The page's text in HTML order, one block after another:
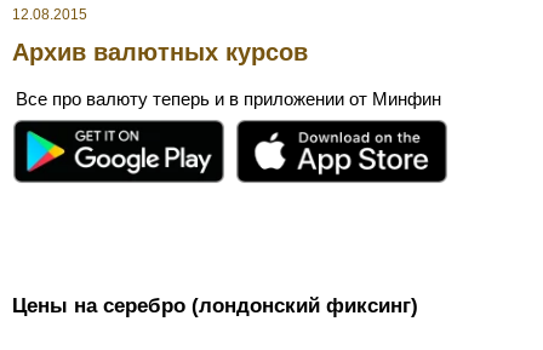
12.08.2015
Архив валютных курсов
Все про валюту теперь и в приложении от Минфин
Цены на серебро (лондонский фиксинг)